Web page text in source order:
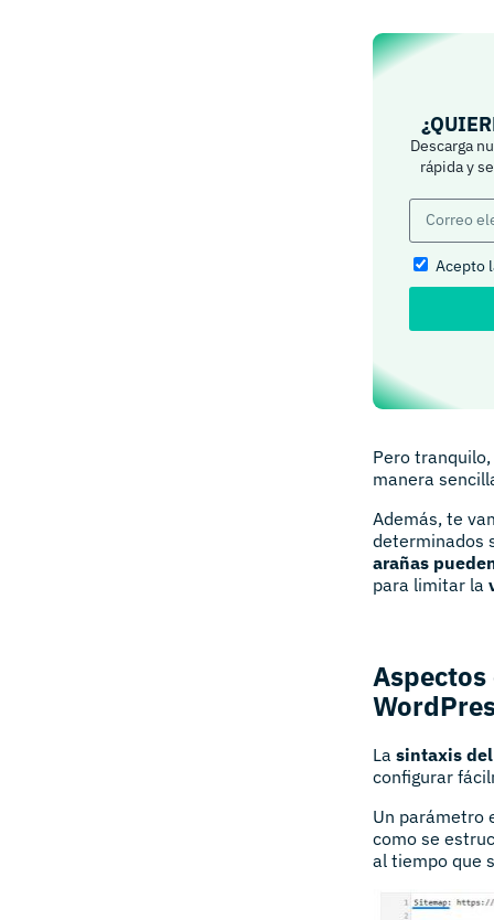
Descarga
rápida y
Acepto
Pero
manera
Además, te
determinados
arañas
para limitar la
La sintaxis
configurar
Un parámetro
como se
al tiempo que